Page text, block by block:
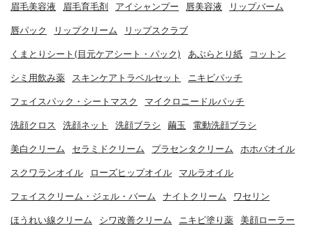
眉毛美容液 眉毛育毛剤 アイシャンプー 唇美容液 リップバーム
唇パック リップクリーム リップスクラブ
くまとりシート(目元ケアシート・パック) あぶらとり紙 コットン
シミ用飲み薬 スキンケアトラベルセット ニキビパッチ
フェイスパック・シートマスク マイクロニードルパッチ
洗顔クロス 洗顔ネット 洗顔ブラシ 繭玉 電動洗顔ブラシ
美白クリーム セラミドクリーム プラセンタクリーム ホホバオイル
スクワランオイル ローズヒップオイル マルラオイル
フェイスクリーム・ジェル・バーム ナイトクリーム ワセリン
ほうれい線クリーム シワ改善クリーム ニキビ塗り薬 美顔ローラー